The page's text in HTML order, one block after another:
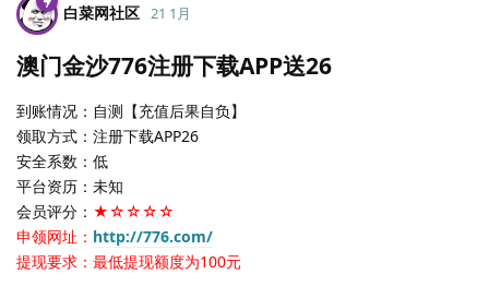
白菜网社区 21 1月
澳门金沙776注册下载APP送26
到账情况：自测【充值后果自负】
领取方式：注册下载APP26
安全系数：低
平台资历：未知
会员评分： ★☆☆☆☆
申领网址： http://776.com/
提现要求：最低提现额度为100元